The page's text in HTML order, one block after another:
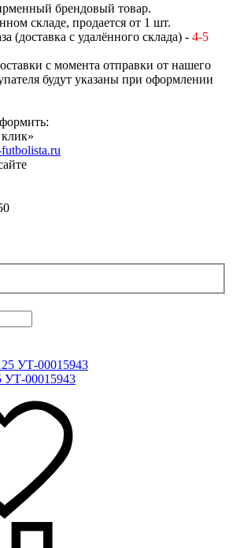
брендовый товар.
складе, продается от 1 шт.
(доставка с удалённого склада) - 4-5
с момента отправки от нашего
будут указаны при оформлении
УТ-00015943